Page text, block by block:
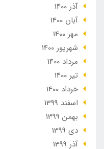
آذر 1400
آبان 1400
مهر 1400
شهریور 1400
مرداد 1400
تير 1400
خرداد 1400
اسفند 1399
بهمن 1399
دی 1399
آذر 1399